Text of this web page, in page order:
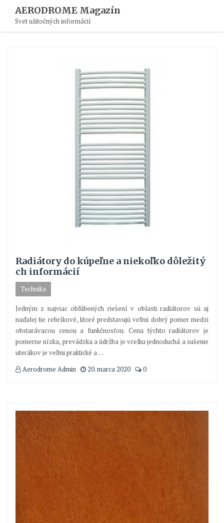
Content
AERODROME Magazín
Svet užitočných informácií
Radiátory do kúpeľne a niekoľko dôležitý
ch informácií
Technika
Jedným z najviac obľúbených riešení v oblasti radiátorov sú aj
naďalej tie rebríkové, ktoré predstavujú veľmi dobrý pomer medzi
obstarávacou cenou a funkčnosťou. Cena týchto radiátorov je
pomerne nízka, prevádzka a údržba je vcelku jednoduchá a sušenie
uterákov je veľmi praktické a…
Aerodrome Admin
20. marca 2020 0